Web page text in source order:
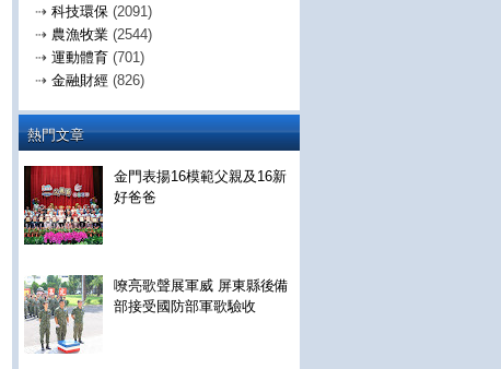
⇢ 科技環保 (2091)
⇢ 農漁牧業 (2544)
⇢ 運動體育 (701)
⇢ 金融財經 (826)
熱門文章
金門表揚16模範父親及16新
好爸爸
嘹亮歌聲展軍威 屏東縣後備
部接受國防部軍歌驗收